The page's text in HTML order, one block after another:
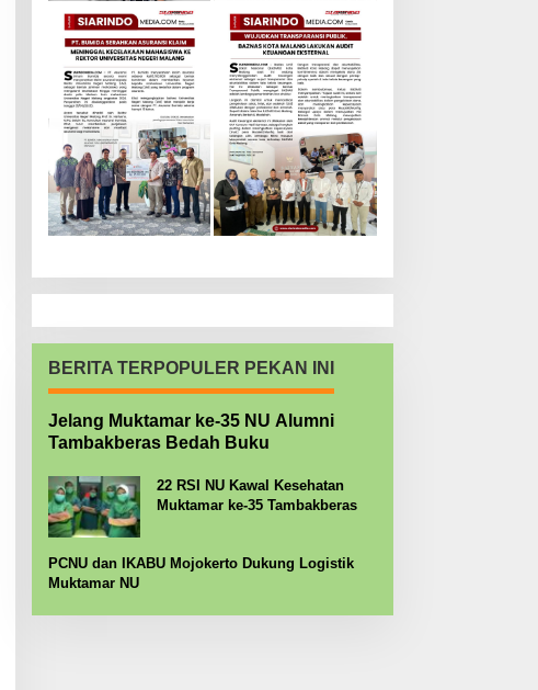
BERITA TERPOPULER PEKAN INI
Jelang Muktamar ke-35 NU Alumni
Tambakberas Bedah Buku
22 RSI NU Kawal Kesehatan
Muktamar ke-35 Tambakberas
PCNU dan IKABU Mojokerto Dukung Logistik
Muktamar NU